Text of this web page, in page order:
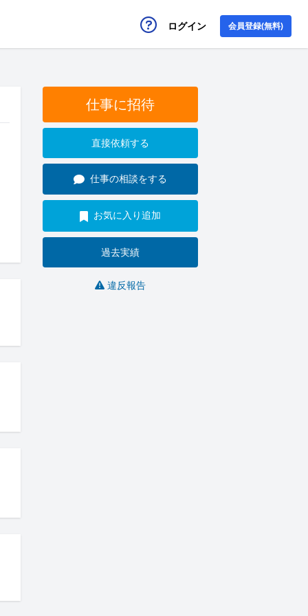
ログイン 会員登録(無料)
仕事に招待
直接依頼する
仕事の相談をする
お気に入り追加
過去実績
違反報告